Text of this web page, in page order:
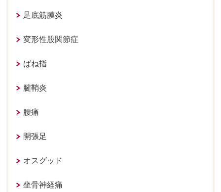
足底筋膜炎
変形性股関節症
ばね指
腱鞘炎
腰痛
開張足
オスグッド
坐骨神経痛